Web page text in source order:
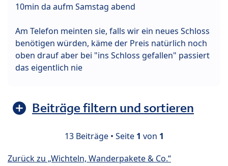
10min da aufm Samstag abend
Am Telefon meinten sie, falls wir ein neues Schloss
benötigen würden, käme der Preis natürlich noch
oben drauf aber bei "ins Schloss gefallen" passiert
das eigentlich nie
Beiträge filtern und sortieren
13 Beiträge • Seite 1 von 1
Zurück zu „Wichteln, Wanderpakete & Co.“